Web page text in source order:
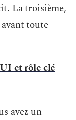
La troisième,
toute
et rôle clé
avez un